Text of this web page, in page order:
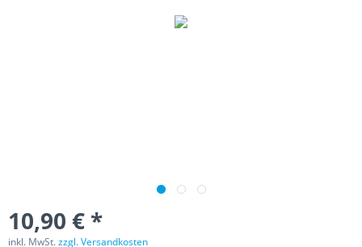
10,90 € *
inkl. MwSt.zzgl. Versandkosten